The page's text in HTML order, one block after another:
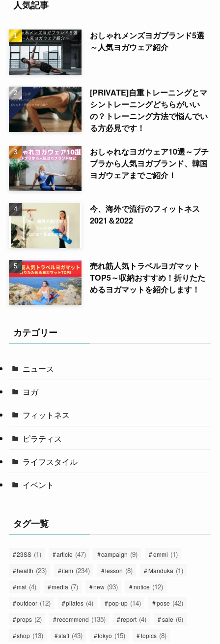
人気記事
おしゃれメンズヨガブランド5選
～人気ヨガウェア紹介
[PRIVATE]自重トレーニングとマ
シントレーニングどちらがいい
の？トレーニング方法で悩んでい
る方必見です！
おしゃれなヨガウェア10選～プチ
プラから人気ヨガブランド、韓国
ヨガウェアまでご紹介！
今、海外で流行のフィットネス
2021＆2022
売れ筋人気トラベルヨガマット
TOP5～収納おすすめ！折りたた
めるヨガマットを紹介します！
カテゴリー
ニュース
ヨガ
フィットネス
ピラティス
ライフスタイル
イベント
タグ一覧
23SS (1) article (47) campaign (9) emmi (1)
health (23) item (234) lesson (8) Manduka (1)
mat (4) media (7) new (93) notice (12)
outdoor (12) pilates (4) pop-up (14) pose (42)
props (2) recommend (135) report (4) sale (6)
shop (13) staff (43) tokyo (15) topics (8)